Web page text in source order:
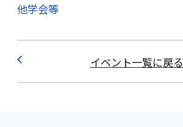
他学会等
イベント一覧に戻る